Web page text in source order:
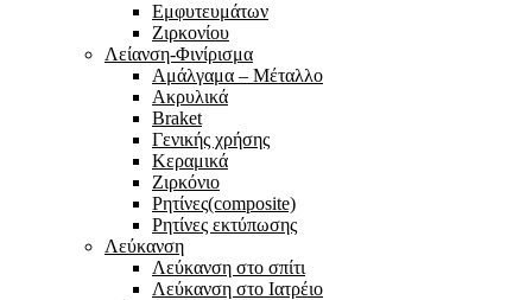
Εμφυτευμάτων
Ζιρκονίου
Λείανση-Φινίρισμα
Αμάλγαμα – Μέταλλο
Ακρυλικά
Braket
Γενικής χρήσης
Κεραμικά
Ζιρκόνιο
Ρητίνες(composite)
Ρητίνες εκτύπωσης
Λεύκανση
Λεύκανση στο σπίτι
Λεύκανση στο Ιατρέιο